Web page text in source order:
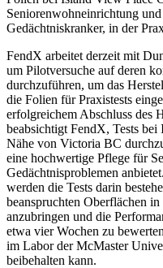
Seniorenwohneinrichtung
Gedächtniskranker, in der
FendX arbeitet derzeit mit
um Pilotversuche auf deren
durchzuführen, um das
die Folien für Praxistests
erfolgreichem Abschluss des
beabsichtigt FendX, Tests
Nähe von Victoria BC
eine hochwertige Pflege für
Gedächtnisproblemen
werden die Tests darin
beanspruchten Oberflächen
anzubringen und die
etwa vier Wochen zu
im Labor der McMaster
beibehalten kann.